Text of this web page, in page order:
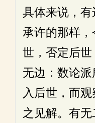
具体来说，
承许的那样
世，否定后世
无边：数论
入后世，而
之见解。有